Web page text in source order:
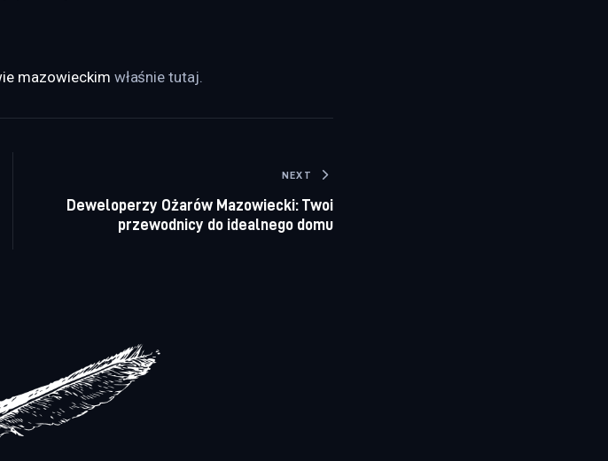
mazowieckim właśnie tutaj.
NEXT
Deweloperzy Ożarów Mazowiecki: Twoi
przewodnicy do idealnego domu